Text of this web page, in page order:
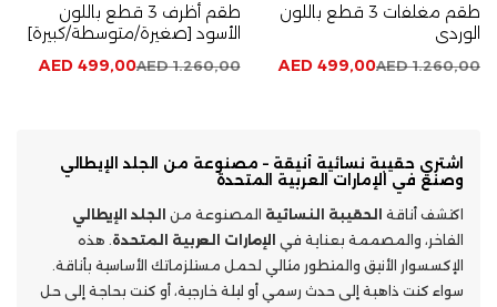
طقم مغلفات 3 قطع باللون
الوردي
AED1.260,00
AED 499,00
طقم أظرف 3 قطع باللون
الأسود [صغيرة/متوسطة/كبيرة]
AED1.260,00
AED499,00
اشتري حقيبة نسائية أنيقة – مصنوعة من الجلد الإيطالي
وصنع في الإمارات العربية المتحدة
اكتشف أناقة الحقيبة النسائية المصنوعة من
الجلد الإيطالي
الفاخر، والمصممة بعناية في الإمارات العربية المتحدة. هذه
الإكسسوار الأنيق والمتطور مثالي لحمل مستلزماتك الأساسية بأناقة.
سواء كنت ذاهبة إلى حدث رسمي أو ليلة خارجية، أو كنت بحاجة إلى حل